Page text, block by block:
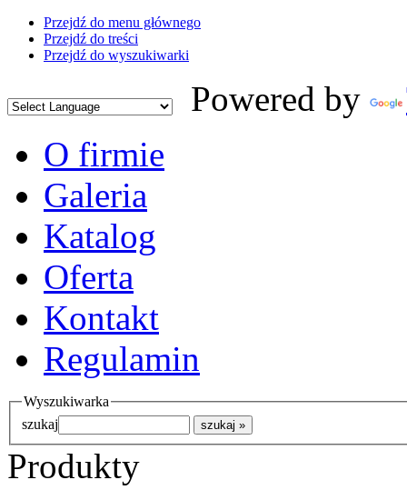
Przejdź do menu głównego
Przejdź do treści
Przejdź do wyszukiwarki
Powered by
O firmie
Galeria
Katalog
Oferta
Kontakt
Regulamin
Wyszukiwarka
szukaj
Produkty